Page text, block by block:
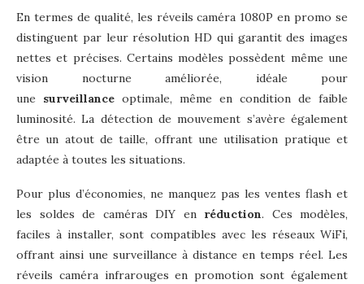
En termes de qualité, les réveils caméra 1080P en promo se
distinguent par leur résolution HD qui garantit des images
nettes et précises. Certains modèles possèdent même une
vision nocturne améliorée, idéale pour
une surveillance optimale, même en condition de faible
luminosité. La détection de mouvement s’avère également
être un atout de taille, offrant une utilisation pratique et
adaptée à toutes les situations.
Pour plus d’économies, ne manquez pas les ventes flash et
les soldes de caméras DIY en réduction. Ces modèles,
faciles à installer, sont compatibles avec les réseaux WiFi,
offrant ainsi une surveillance à distance en temps réel. Les
réveils caméra infrarouges en promotion sont également